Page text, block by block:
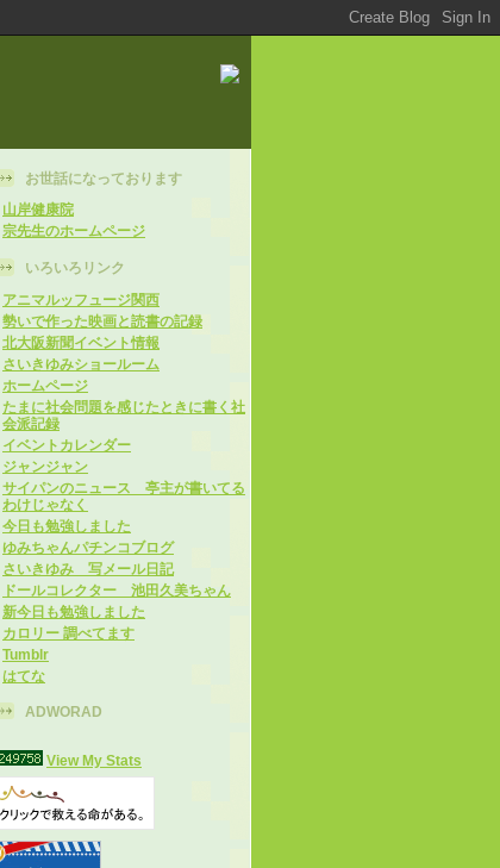
お世話になっております
山岸健康院
宗先生のホームページ
いろいろリンク
アニマルッフュージ関西
勢いで作った映画と読書の記録
北大阪新聞イベント情報
さいきゆみショールーム
ホームページ
たまに社会問題を感じたときに書く社
会派記録
イベントカレンダー
ジャンジャン
サイパンのニュース 亭主が書いてる
わけじゃなく
今日も勉強しました
ゆみちゃんパチンコブログ
さいきゆみ 写メール日記
ドールコレクター 池田久美ちゃん
新今日も勉強しました
カロリー 調べてます
Tumblr
はてな
ADWORAD
View My Stats